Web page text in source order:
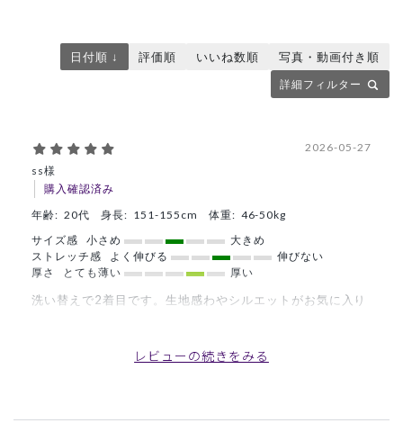
詳細フィルター
日付順 ↓ 評価順 いいね数順 写真・動画付き順
ss様
購入確認済み
2026-05-27
年齢: 20代 身長: 151-155cm 体重: 46-50kg
サイズ感
小さめ
大きめ
ストレッチ感
よく伸びる
伸びない
厚さ
とても薄い 厚い
洗い替えで2着目です。生地感わやシルエットがお気に入り
355Ron Herman ジャケット(男女兼用白衣・刺繍
色 ゴールド、ネイビー)/選べる刺繍/XXS
レビューの続きをみる